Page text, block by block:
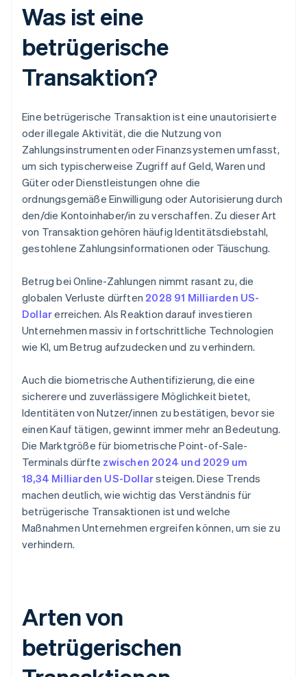
Was ist eine
betrügerische
Transaktion?
Eine betrügerische Transaktion ist eine unautorisierte
oder illegale Aktivität, die die Nutzung von
Zahlungsinstrumenten oder Finanzsystemen umfasst,
um sich typischerweise Zugriff auf Geld, Waren und
Güter oder Dienstleistungen ohne die
ordnungsgemäße Einwilligung oder Autorisierung durch
den/die Kontoinhaber/in zu verschaffen. Zu dieser Art
von Transaktion gehören häufig Identitätsdiebstahl,
gestohlene Zahlungsinformationen oder Täuschung.
Betrug bei Online-Zahlungen nimmt rasant zu, die
globalen Verluste dürften 2028 91 Milliarden US-
Dollarerreichen. Als Reaktion darauf investieren
Unternehmen massiv in fortschrittliche Technologien
wie KI, um Betrug aufzudecken und zu verhindern.
Auch die biometrische Authentifizierung, die eine
sicherere und zuverlässigere Möglichkeit bietet,
Identitäten von Nutzer/innen zu bestätigen, bevor sie
einen Kauf tätigen, gewinnt immer mehr an Bedeutung.
Die Marktgröße für biometrische Point-of-Sale-
Terminals dürfte zwischen 2024 und 2029 um
18,34 Milliarden US-Dollarsteigen. Diese Trends
machen deutlich, wie wichtig das Verständnis für
betrügerische Transaktionen ist und welche
Maßnahmen Unternehmen ergreifen können, um sie zu
verhindern.
Arten von
betrügerischen